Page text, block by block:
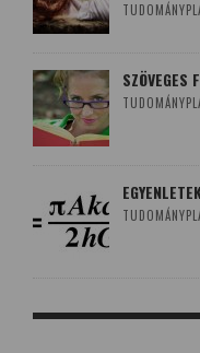
SZÖVEGES